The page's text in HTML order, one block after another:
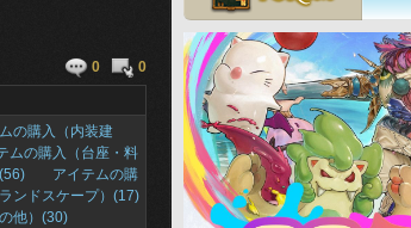
0
0
の購入（内装建
ムの購入（台座・料
アイテムの購
ンドスケープ）(17)
他）(30)